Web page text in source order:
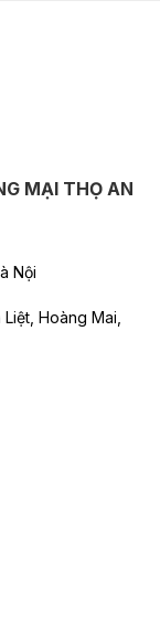
MẠI THỌ AN
Nội
Hoàng Mai,